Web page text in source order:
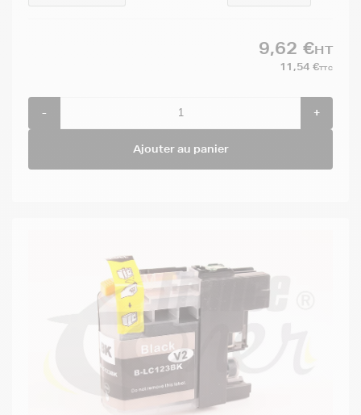
9,62 €HT
11,54 €TTC
- +
Ajouter au panier